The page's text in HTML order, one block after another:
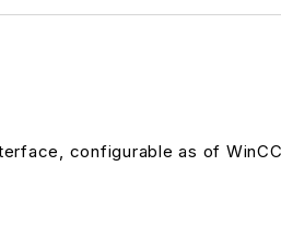
configurable as of